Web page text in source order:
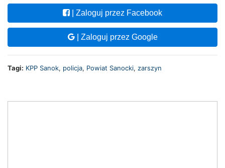
| Zaloguj przez Facebook
| Zaloguj przez Google
Tagi: KPP Sanok, policja, Powiat Sanocki, zarszyn